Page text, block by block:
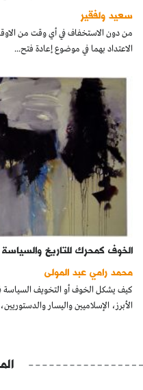
سعيد ولفقير
من دون الاستخفاف في أي وقت من
الاعتداد بهما في موضوع إعادة فتح...
الخوف كمحرك للتاريخ
محمد رامي عبد المولى
كيف يشكل الخوف أو التخويف
الأبرز، الإسلاميين واليسار